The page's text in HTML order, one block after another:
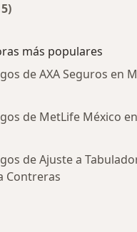
más populares
de AXA Seguros en
de MetLife México
de Ajuste a
Contreras